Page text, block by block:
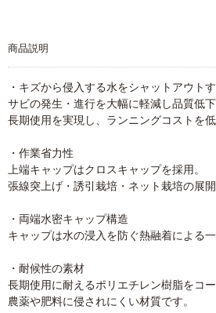
商品説明
・キズから侵入する水をシャットアウト
サビの発生・進行を大幅に軽減し品質低下
長期使用を実現し、ランニングコストを低
・作業省力性
上端キャップはクロスキャップを採用。
張線突上げ・誘引栽培・ネット栽培の展開
・両端水密キャップ構造
キャップは水の浸入を防ぐ熱融着による一
・耐候性の素材
長期使用に耐えるポリエチレン樹脂をコー
農薬や肥料に侵されにくい材質です。